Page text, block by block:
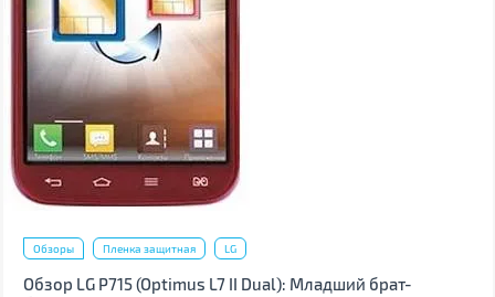
Обзоры Пленка защитная LG
Обзор LG P715 (Optimus L7 II Dual): Младший брат-